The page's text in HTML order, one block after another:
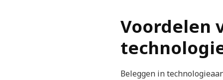
Voordelen
Beleggen in